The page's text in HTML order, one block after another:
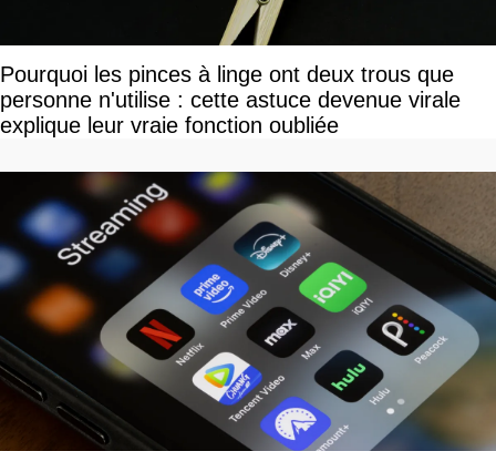
Pourquoi les pinces à linge ont deux trous que
personne n'utilise : cette astuce devenue virale
explique leur vraie fonction oubliée